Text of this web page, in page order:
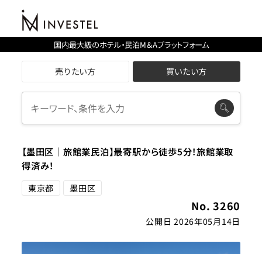
国内最大級のホテル・民泊M＆Aプラットフォーム
売りたい方 買いたい方
【墨田区｜旅館業民泊】最寄駅から徒歩5分！旅館業取
得済み！
東京都 墨田区
No. 3260
公開日 2026年05月14日